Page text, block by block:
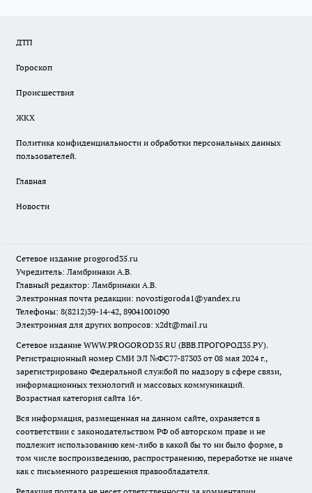
ДТП
Гороскоп
Происшествия
ЖКХ
Политика конфиденциальности и обработки персональных данных
пользователей.
Главная
Новости
Сетевое издание progorod35.ru
Учредитель: Ламбринаки А.В.
Главный редактор: Ламбринаки А.В.
Электронная почта редакции: novostigoroda1@yandex.ru
Телефоны: 8(8212)39-14-42, 89041001090
Электронная для других вопросов: x2dt@mail.ru
Сетевое издание WWW.PROGOROD35.RU (ВВВ.ПРОГОРОД35.РУ).
Регистрационный номер СМИ ЭЛ №ФС77-87303 от 08 мая 2024 г.,
зарегистрировано Федеральной службой по надзору в сфере связи,
информационных технологий и массовых коммуникаций.
Возрастная категория сайта 16+.
Вся информация, размещенная на данном сайте, охраняется в
соответствии с законодательством РФ об авторском праве и не
подлежит использованию кем-либо в какой бы то ни было форме, в
том числе воспроизведению, распространению, переработке не иначе
как с письменного разрешения правообладателя.